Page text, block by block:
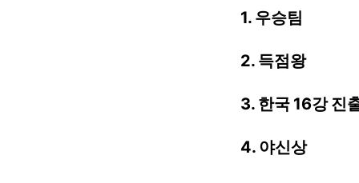
1. 우승팀
2. 득점왕
3. 한국 16강 진
4. 야신상